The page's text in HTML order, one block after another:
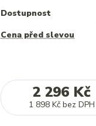
Dostupnost
Cena před slevou
2 296 Kč
1 898 Kč bez DPH